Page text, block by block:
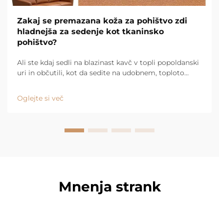
Zakaj se premazana koža za pohištvo zdi
hladnejša za sedenje kot tkaninsko
pohištvo?
Ali ste kdaj sedli na blazinast kavč v topli popoldanski
uri in občutili, kot da sedite na udobnem, toploto
kavč in se takoj počutite osveženo. Za to obstaja
razlog, in ...
Oglejte si več
Mnenja strank